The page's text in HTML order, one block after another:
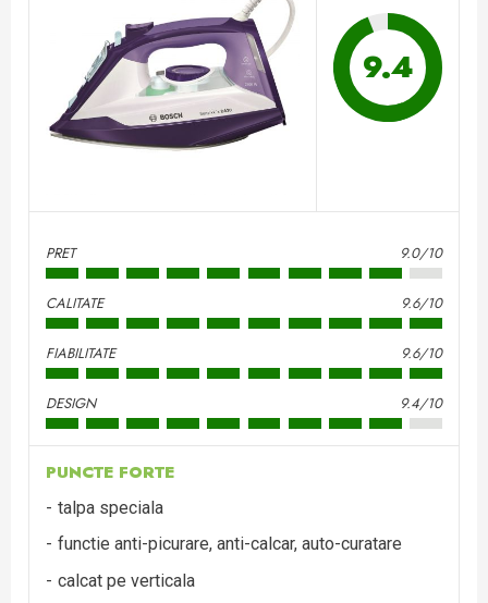
9.4
PRET 9.0/10
CALITATE 9.6/10
FIABILITATE 9.6/10
DESIGN 9.4/10
PUNCTE FORTE
talpa speciala
functie anti-picurare, anti-calcar, auto-curatare
calcat pe verticala